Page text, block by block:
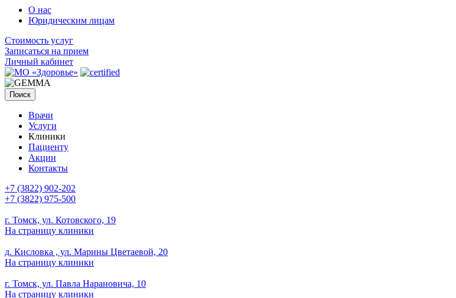
О нас
Юридическим лицам
Стоимость услуг
Записаться на прием
Личный кабинет
Поиск
Врачи
Услуги
Клиники
Пациенту
Акции
Контакты
+7 (3822) 902-202
+7 (3822) 975-500
г. Томск, ул. Котовского, 19
На страницу клиники
д. Кисловка , ул. Марины Цветаевой, 20
На страницу клиники
г. Томск, ул. Павла Нарановича, 10
На страницу клиники